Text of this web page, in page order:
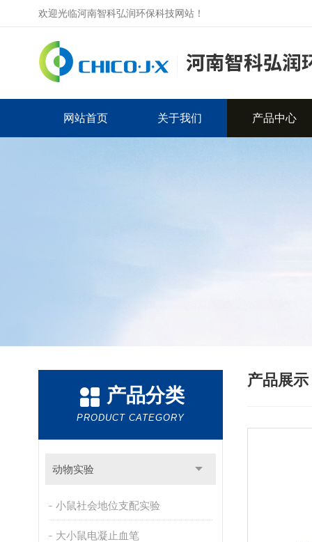
欢迎光临河南智科弘润环保科技网站！
网站首页 关于我们 产品中心
产品分类
PRODUCT CATEGORY
动物实验
小鼠社会地位支配实验
大小鼠电凝止血笔
产品展示